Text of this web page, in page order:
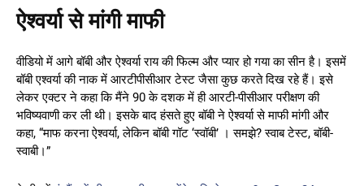
ऐश्वर्या से मांगी माफी
वीडियो में आगे बॉबी और ऐश्वर्या राय की फिल्म और प्यार हो गया का सीन है। इसमें
बॉबी एश्वर्या की नाक में आरटीपीसीआर टेस्ट जैसा कुछ करते दिख रहे हैं। इसे
लेकर एक्टर ने कहा कि मैंने 90 के दशक में ही आरटी-पीसीआर परीक्षण की
भविष्यवाणी कर ली थी। इसके बाद हंसते हुए बॉबी ने ऐश्वर्या से माफी मांगी और
कहा, “माफ करना ऐश्वर्या, लेकिन बॉबी गॉट ‘स्वॉबी’ । समझे? स्वाब टेस्ट, बॉबी-
स्वाबी।”